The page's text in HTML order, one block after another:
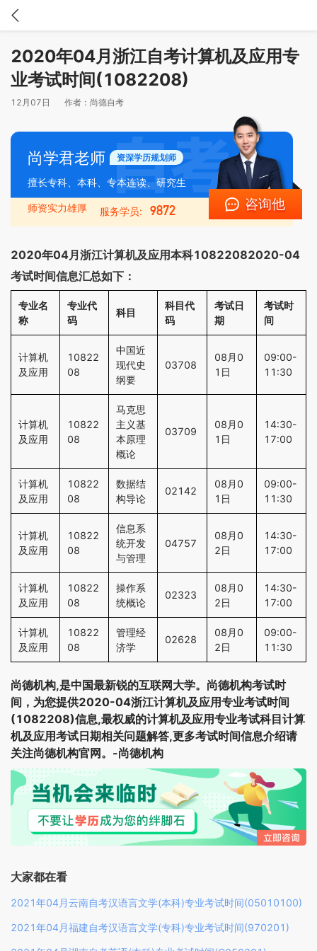
2020年04月浙江自考计算机及应用专
业考试时间(1082208)
12月07日 作者： 尚德自考
尚学君老师 资深学历规划师
擅长专科、本科、专本连读、研究生
师资实力雄厚 服务学员: 9872 咨询他
2020年04月浙江计算机及应用本科10822082020-04
考试时间信息汇总如下：
专业名
称
专业代
码
科目
科目代
码
考试日
期
考试时
间
计算机
及应用
10822
08
中国近
现代史
纲要
03708
08月0
1日
09:00-
11:30
计算机
及应用
10822
08
马克思
主义基
本原理
概论
03709
08月0
1日
14:30-
17:00
计算机
及应用
10822
08
数据结
构导论
02142
08月0
1日
09:00-
11:30
计算机
及应用
10822
08
信息系
统开发
与管理
04757
08月0
2日
14:30-
17:00
计算机
及应用
10822
08
操作系
统概论
02323
08月0
2日
14:30-
17:00
计算机
及应用
10822
08
管理经
济学
02628
08月0
2日
09:00-
11:30
尚德机构,是中国最新锐的互联网大学。尚德机构考试时
间，为您提供2020-04浙江计算机及应用专业考试时间
(1082208)信息,最权威的计算机及应用专业考试科目计算
机及应用考试日期相关问题解答,更多考试时间信息介绍请
关注尚德机构官网。-尚德机构
大家都在看
2021年04月云南自考汉语言文学(本科)专业考试时间(05010100)
2021年04月福建自考汉语言文学(专科)专业考试时间(970201)